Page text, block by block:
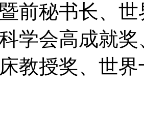
前秘书长、
学会高成就
教授奖、世